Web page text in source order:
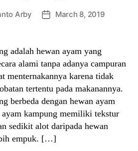
Arby
PostMarch 8, 2019
adalah hewan ayam yang
alami tanpa adanya campuran
menternakannya karena tidak
tertentu pada makanannya.
berbeda dengan hewan ayam
ayam kampung memiliki tekstur
sedikit alot daripada hewan
empuk. […]